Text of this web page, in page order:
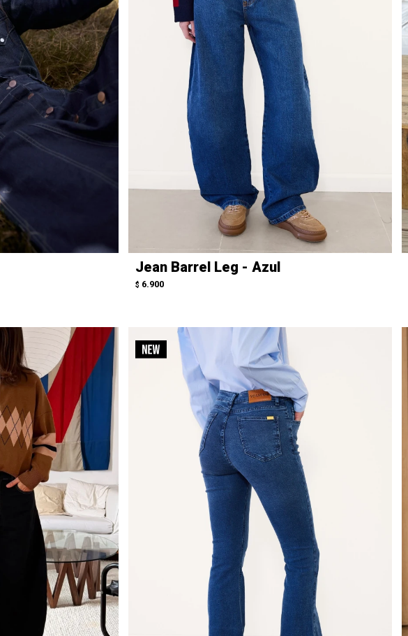
Jean Barrel Leg - Azul
$ 6.900